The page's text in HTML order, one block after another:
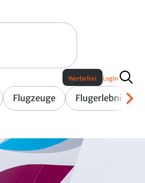
Flugzeuge Flugerlebnis
Werbefrei Login